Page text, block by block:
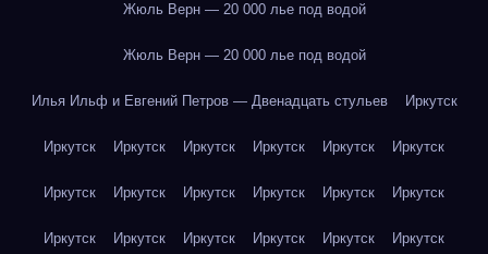
Жюль Верн — 20 000 лье под водой
Жюль Верн — 20 000 лье под водой
Илья Ильф и Евгений Петров — Двенадцать стульев Иркутск
Иркутск Иркутск Иркутск Иркутск Иркутск Иркутск
Иркутск Иркутск Иркутск Иркутск Иркутск Иркутск
Иркутск Иркутск Иркутск Иркутск Иркутск Иркутск